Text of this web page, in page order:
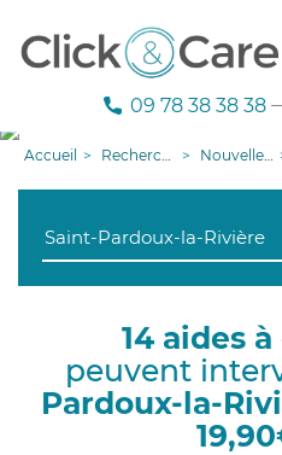
09 78 38 38 38
Accueil Recherche aide à domicile Nouvelle-Aquitaine
14 aides
peuvent
Pardoux-la-